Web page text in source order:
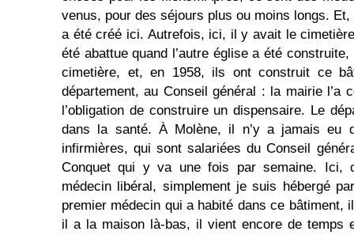
venus, pour des séjours plus ou moins longs.
a été créé ici. Autrefois, ici, il y avait le
été abattue quand l’autre église a été
cimetière, et, en 1958, ils ont construit ce
département, au Conseil général : la mairie l’a
l’obligation de construire un dispensaire. Le
dans la santé. À Molène, il n’y a jamais eu
infirmières, qui sont salariées du Conseil
Conquet qui y va une fois par semaine. Ici,
médecin libéral, simplement je suis hébergé
premier médecin qui a habité dans ce bâtiment,
il a la maison là-bas, il vient encore de temps